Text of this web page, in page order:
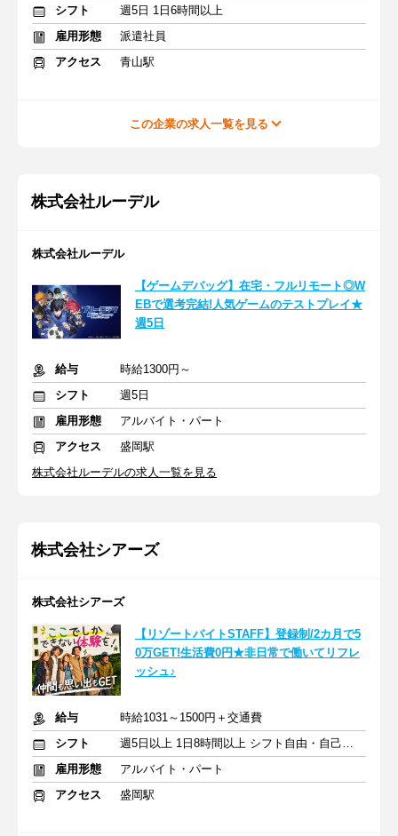
シフト
週5日 1日6時間以上
雇用形態
派遣社員
アクセス
青山駅
この企業の求人一覧を見る
株式会社ルーデル
株式会社ルーデル
【ゲームデバッグ】在宅・フルリモート◎W
EBで選考完結!人気ゲームのテストプレイ★
週5日
給与
時給1300円～
シフト
週5日
雇用形態
アルバイト・パート
アクセス
盛岡駅
株式会社ルーデルの求人一覧を見る
株式会社シアーズ
株式会社シアーズ
【リゾートバイトSTAFF】登録制/2カ月で5
0万GET!生活費0円★非日常で働いてリフレ
ッシュ♪
給与
時給1031～1500円＋交通費
シフト
週5日以上 1日8時間以上 シフト自由・自己申告
雇用形態
アルバイト・パート
アクセス
盛岡駅